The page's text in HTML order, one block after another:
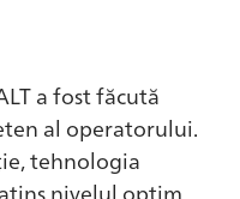
a fost făcută
al operatorului.
tehnologia
atins nivelul optim